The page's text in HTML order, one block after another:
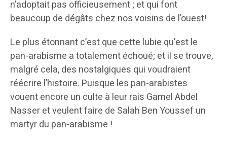
n’adoptait pas officieusement ; et qui font
beaucoup de dégâts chez nos voisins de l’ouest!
Le plus étonnant c’est que cette lubie qu’est le
pan-arabisme a totalement échoué; et il se trouve,
malgré cela, des nostalgiques qui voudraient
réécrire l’histoire. Puisque les pan-arabistes
vouent encore un culte à leur rais Gamel Abdel
Nasser et veulent faire de Salah Ben Youssef un
martyr du pan-arabisme !